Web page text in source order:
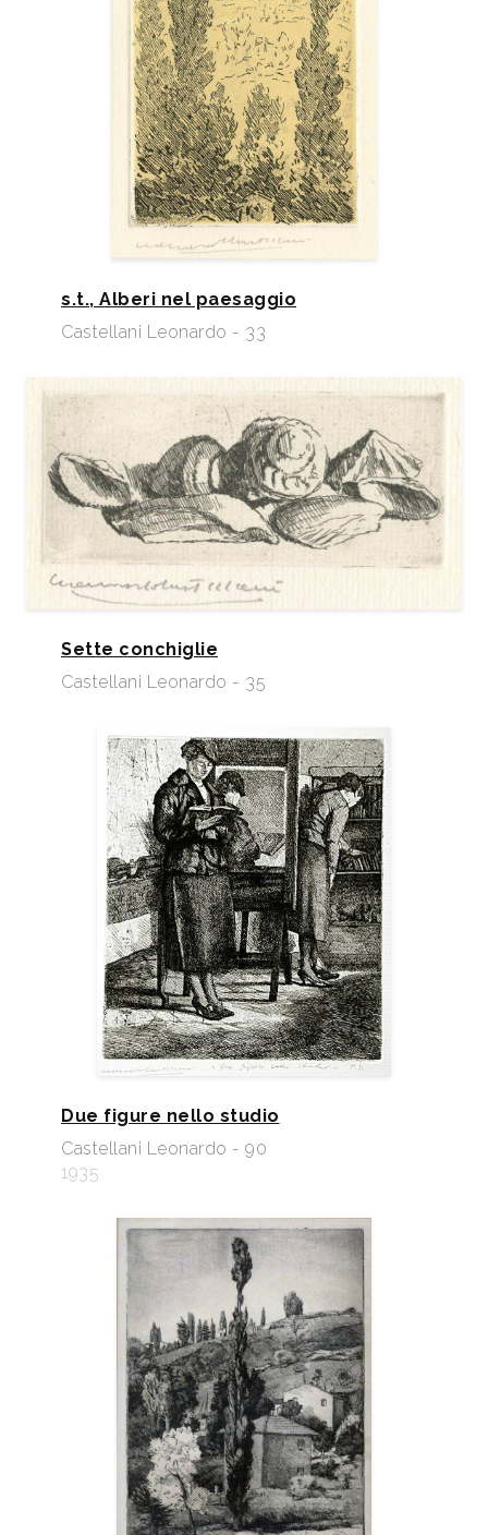
s.t., Alberi nel paesaggio
Castellani Leonardo - 33
Sette conchiglie
Castellani Leonardo - 35
Due figure nello studio
Castellani Leonardo - 90
1935